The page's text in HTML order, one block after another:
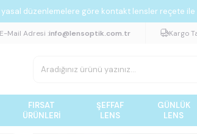
yasal düzenlemelere göre kontakt lensler reçete
E-Mail Adresi :info@lensoptik.com.tr Kargo
FIRSAT
ÜRÜNLERI
ŞEFFAF
LENS
GÜNLÜK
LENS